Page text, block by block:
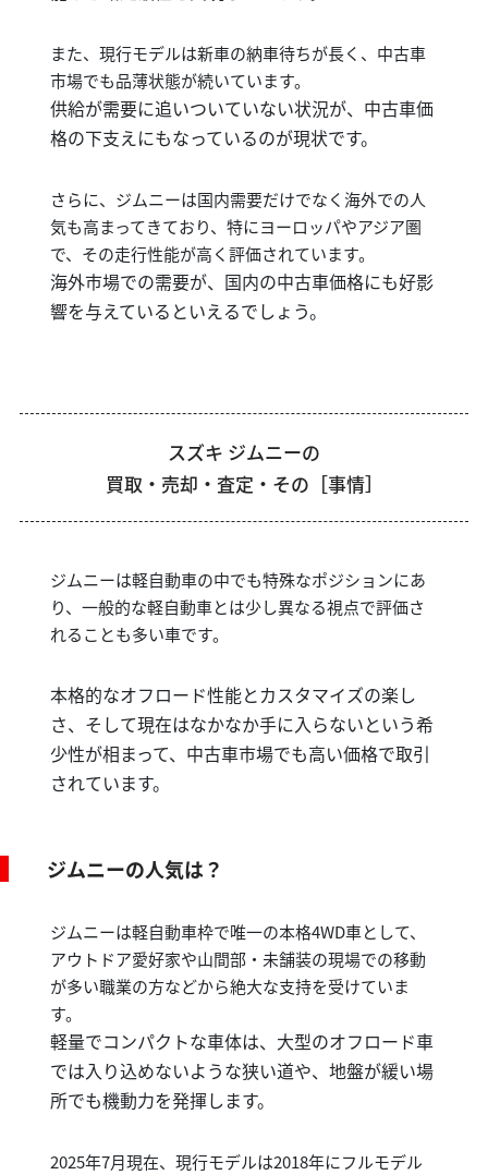
また、現行モデルは新車の納車待ちが長く、中古車
市場でも品薄状態が続いています。
供給が需要に追いついていない状況が、中古車価
格の下支えにもなっているのが現状です。
さらに、ジムニーは国内需要だけでなく海外での人
気も高まってきており、特にヨーロッパやアジア圏
で、その走行性能が高く評価されています。
海外市場での需要が、国内の中古車価格にも好影
響を与えているといえるでしょう。
スズキ ジムニーの
買取・売却・査定・その［事情］
ジムニーは軽自動車の中でも特殊なポジションにあ
り、一般的な軽自動車とは少し異なる視点で評価さ
れることも多い車です。
本格的なオフロード性能とカスタマイズの楽し
さ、そして現在はなかなか手に入らないという希
少性が相まって、中古車市場でも高い価格で取引
されています。
ジムニーの人気は？
ジムニーは軽自動車枠で唯一の本格4WD車として、
アウトドア愛好家や山間部・未舗装の現場での移動
が多い職業の方などから絶大な支持を受けていま
す。
軽量でコンパクトな車体は、大型のオフロード車
では入り込めないような狭い道や、地盤が緩い場
所でも機動力を発揮します。
2025年7月現在、現行モデルは2018年にフルモデル